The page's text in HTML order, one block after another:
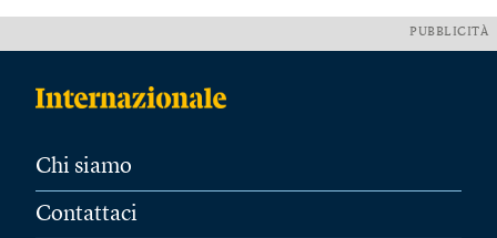
PUBBLICITÀ
Chi siamo
Contattaci